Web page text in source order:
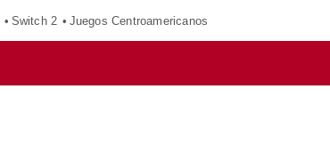
Switch 2 Juegos Centroamericanos